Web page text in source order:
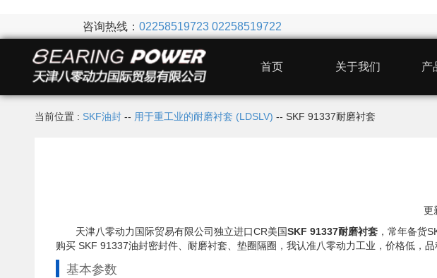
咨询热线： 02258519723 02258519722
首页 关于我们 产
当前位置 : SKF油封-- 用于重工业的耐磨衬套 (LDSLV) -- SKF 91337耐磨衬套
更
天津八零动力国际贸易有限公司独立进口CR美国SKF 91337耐磨衬套，常年备货
购买 SKF 91337油封密封件、耐磨衬套、垫圈隔圈，我认准八零动力工业，价格低，
基本参数